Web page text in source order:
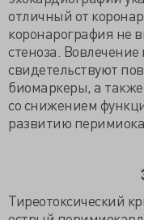
отличный от
коронарография не
стеноза.
свидетельствуют
биомаркеры, а
со снижением
развитию
Тиреотоксический